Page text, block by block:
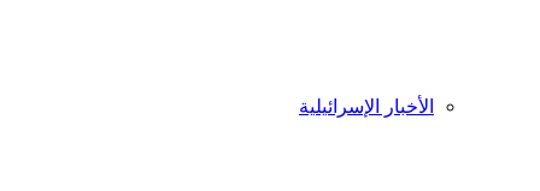
الأخبار الإسرائيلية